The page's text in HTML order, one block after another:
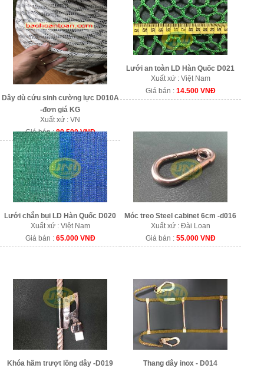
Dây dù cứu sinh cường lực D010A
-đơn giá KG
Xuất xứ : VN
Giá bán :80.500 VNĐ
Lưới an toàn LD Hàn Quốc D021
Xuất xứ : Việt Nam
Giá bán : 14.500 VNĐ
Lưới chắn bụi LD Hàn Quốc D020
Xuất xứ : Việt Nam
Giá bán : 65.000 VNĐ
Móc treo Steel cabinet 6cm -d016
Xuất xứ : Đài Loan
Giá bán : 55.000 VNĐ
Khóa hãm trượt lồng dây -D019
Thang dây inox - D014